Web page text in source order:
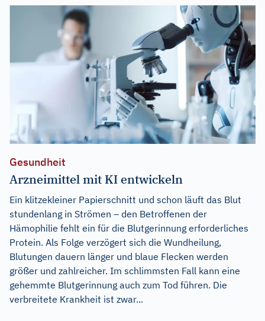
Gesundheit
Arzneimittel mit KI entwickeln
Ein klitzekleiner Papierschnitt und schon läuft das Blut
stundenlang in Strömen – den Betroffenen der
Hämophilie fehlt ein für die Blutgerinnung erforderliches
Protein. Als Folge verzögert sich die Wundheilung,
Blutungen dauern länger und blaue Flecken werden
größer und zahlreicher. Im schlimmsten Fall kann eine
gehemmte Blutgerinnung auch zum Tod führen. Die
verbreitete Krankheit ist zwar...